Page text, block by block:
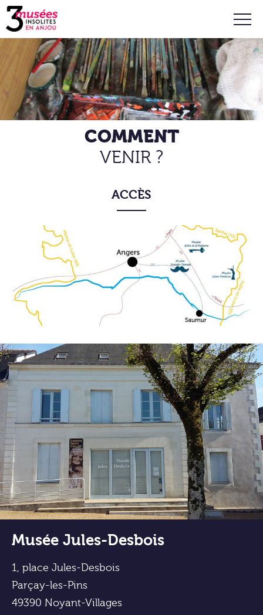
COMMENT
VENIR ?
ACCÈS
Musée Jules-Desbois
1, place Jules-Desbois
Parçay-les-Pins
49390 Noyant-Villages